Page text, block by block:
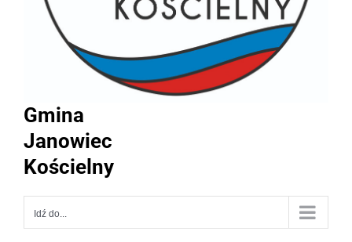
Gmina
Janowiec
Kościelny
Idź do...